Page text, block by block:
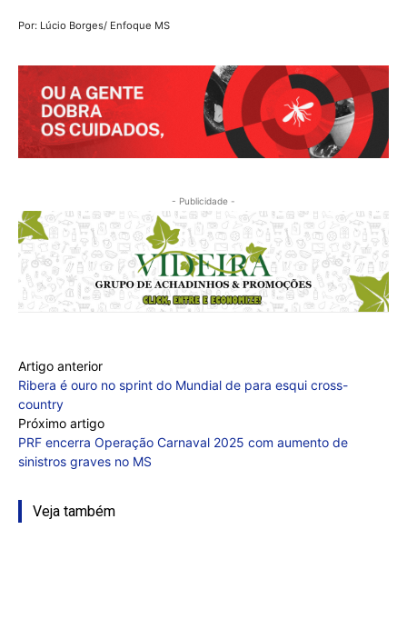
Por: Lúcio Borges/ Enfoque MS
- Publicidade -
Artigo anterior
Ribera é ouro no sprint do Mundial de para esqui cross-
country
Próximo artigo
PRF encerra Operação Carnaval 2025 com aumento de
sinistros graves no MS
Veja também